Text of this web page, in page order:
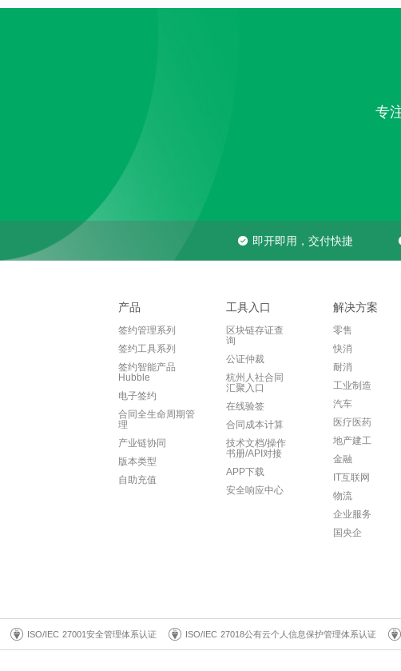
专
即开即用，交付快捷
产品
签约管理系列
签约工具系列
签约智能产品
Hubble
电子签约
合同全生命周期管
理
产业链协同
版本类型
自助充值
工具入口
区块链存证查
询
公证仲裁
杭州人社合同
汇聚入口
在线验签
合同成本计算
技术文档/操作
书册/API对接
APP下载
安全响应中心
解决方案
零售
快消
耐消
工业制造
汽车
医疗医药
地产建工
金融
IT互联网
物流
企业服务
国央企
ISO/IEC 27001安全管理体系认证 ISO/IEC 27018公有云个人信息保护管理体系认证